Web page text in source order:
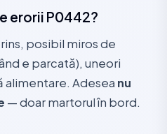
erorii P0442?
posibil miros de
e parcată), uneori
alimentare. Adesea nu
— doar martorul în bord.